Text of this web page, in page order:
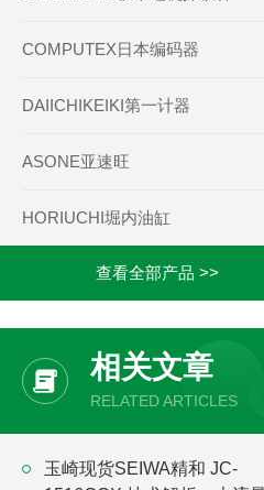
COMPUTEX日本编码器
DAIICHIKEIKI第一计器
ASONE亚速旺
HORIUCHI堀内油缸
查看全部产品 >>
相关文章
RELATED ARTICLES
玉崎现货SEIWA精和 JC-